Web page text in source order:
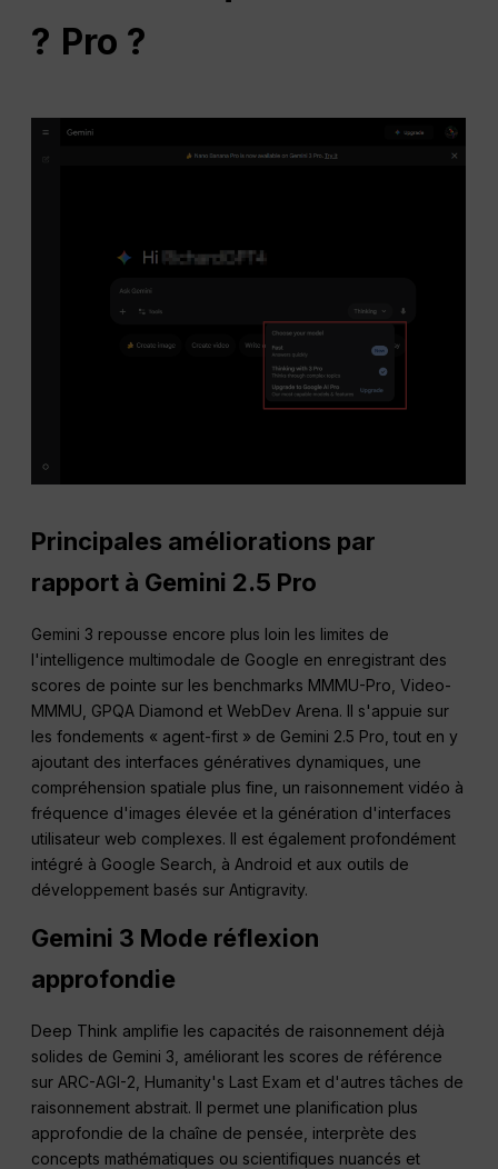
? Pro ?
Principales améliorations par
rapport à Gemini 2.5 Pro
Gemini 3 repousse encore plus loin les limites de
l'intelligence multimodale de Google en enregistrant des
scores de pointe sur les benchmarks MMMU-Pro, Video-
MMMU, GPQA Diamond et WebDev Arena. Il s'appuie sur
les fondements « agent-first » de Gemini 2.5 Pro, tout en y
ajoutant des interfaces génératives dynamiques, une
compréhension spatiale plus fine, un raisonnement vidéo à
fréquence d'images élevée et la génération d'interfaces
utilisateur web complexes. Il est également profondément
intégré à Google Search, à Android et aux outils de
développement basés sur Antigravity.
Gemini 3 Mode réflexion
approfondie
Deep Think amplifie les capacités de raisonnement déjà
solides de Gemini 3, améliorant les scores de référence
sur ARC-AGI-2, Humanity's Last Exam et d'autres tâches de
raisonnement abstrait. Il permet une planification plus
approfondie de la chaîne de pensée, interprète des
concepts mathématiques ou scientifiques nuancés et